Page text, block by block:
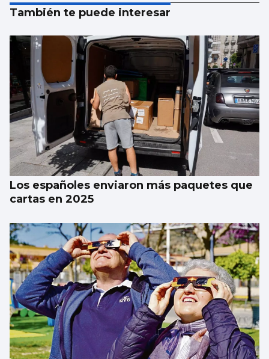
También te puede interesar
Los españoles enviaron más paquetes que
cartas en 2025